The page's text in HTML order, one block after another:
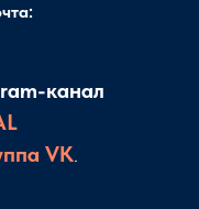
канал
VK.